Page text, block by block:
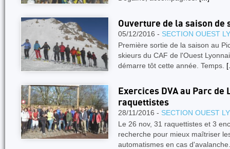
Ouverture de la saison de
05/12/2016 - SECTION OUEST
Première sortie de la saison au
skieurs du CAF de l'Ouest
démarre tôt cette année. Temps.
Exercices DVA au Parc
raquettistes
28/11/2016 - SECTION OUEST
Le 26 nov, 31 raquettistes et 3
recherche pour mieux maîtriser
automatismes en cas